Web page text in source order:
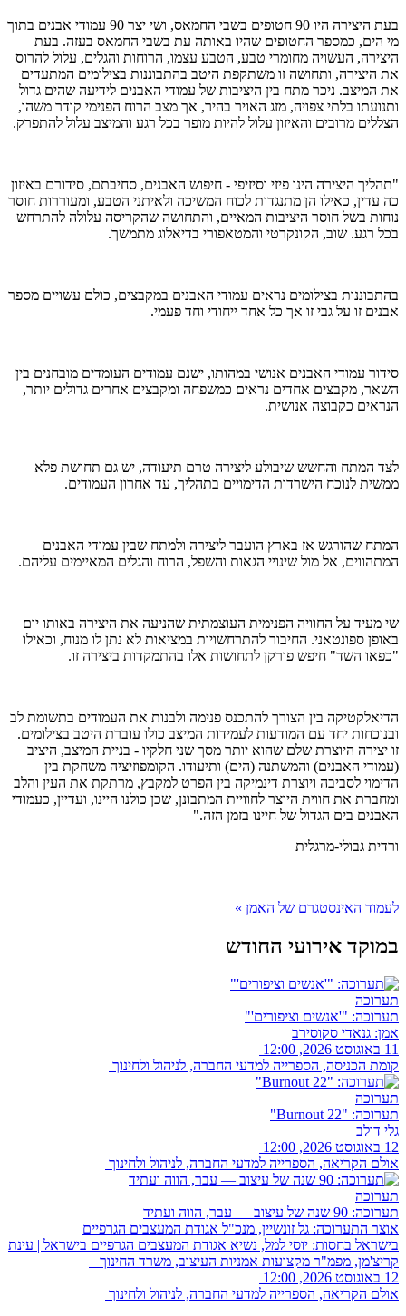
בעת היצירה היו 90 חטופים בשבי החמאס, ושי יצר 90 עמודי אבנים בתוך
מי הים, כמספר החטופים שהיו באותה עת בשבי החמאס בעזה. בעת
היצירה, העשויה מחומרי טבע, הטבע עצמו, הרוחות והגלים, עלול להרוס
את היצירה, ותחושה זו משתקפת היטב בהתבוננות בצילומים המתעדים
את המיצב. ניכר מתח בין היציבות של עמודי האבנים לידיעה שהים גדול
ותנועתו בלתי צפויה, מזג האויר בהיר, אך מצב הרוח הפנימי קודר משהו,
הצללים מרובים והאיזון עלול להיות מופר בכל רגע והמיצב עלול להתפרק.
"תהליך היצירה הינו פיזי וסיזיפי - חיפוש האבנים, סחיבתם, סידורם באיזון
כה עדין, כאילו הן מתנגדות לכוח המשיכה ולאיתני הטבע, ומעוררות חוסר
נוחות בשל חוסר היציבות המאיים, והתחושה שהקריסה עלולה להתרחש
בכל רגע. שוב, הקונקרטי והמטאפורי בדיאלוג מתמשך.
בהתבוננות בצילומים נראים עמודי האבנים במקבצים, כולם עשויים מספר
אבנים זו על גבי זו אך כל אחד ייחודי וחד פעמי.
סידור עמודי האבנים אנושי במהותו, ישנם עמודים העומדים מובחנים בין
השאר, מקבצים אחדים נראים כמשפחה ומקבצים אחרים גדולים יותר,
הנראים כקבוצה אנושית.
לצד המתח והחשש שיבולע ליצירה טרם תיעודה, יש גם תחושת פלא
ממשית לנוכח הישרדות הדימויים בתהליך, עד אחרון העמודים.
המתח שהורגש אז בארץ הועבר ליצירה ולמתח שבין עמודי האבנים
המתהווים, אל מול שינויי הגאות והשפל, הרוח והגלים המאיימים עליהם.
שי מעיד על החוויה הפנימית העוצמתית שהניעה את היצירה באותו יום
באופן ספונטאני. החיבור להתרחשויות במציאות לא נתן לו מנוח, וכאילו
"כפאו השד" חיפש פורקן לתחושות אלו בהתמקדות ביצירה זו.
הדיאלקטיקה בין הצורך להתכנס פנימה ולבנות את העמודים בתשומת לב
ובנוכחות יחד עם המודעות לעמידות המיצב כולו עוברת היטב בצילומים.
זו יצירה היוצרת שלם שהוא יותר מסך שני חלקיו - בניית המיצב, היציב
(עמודי האבנים) והמשתנה (הים) ותיעודו. הקומפוזיציה משחקת בין
הדימוי לסביבה ויוצרת דינמיקה בין הפרט למקבץ, מרתקת את העין והלב
ומחברת את חווית היוצר לחוויית המתבונן, שכן כולנו היינו, ועדיין, כעמודי
האבנים בים הגדול של חיינו בזמן הזה."
ורדית גבולי-מרגלית
לעמוד האינסטגרם של האמן »
במוקד אירועי החודש
תערוכה
תערוכה: "'אנשים וציפורים'"
אמן: גנאדי סקוסירב
11 באוגוסט 2026, 12:00
קומת הכניסה, הספרייה למדעי החברה, לניהול ולחינוך
תערוכה
תערוכה: "Burnout 22"
גלי דולב
12 באוגוסט 2026, 12:00
אולם הקריאה, הספרייה למדעי החברה, לניהול ולחינוך
תערוכה
תערוכה: 90 שנה של עיצוב — עבר, הווה ועתיד
אוצר התערוכה: גל זונשיין, מנכ"ל אגודת המעצבים הגרפיים
בישראל בחסות: יוסי למל, נשיא אגודת המעצבים הגרפיים בישראל | עינת
קריצ'מן, מפמ"ר מקצועות אמניות העיצוב, משרד החינוך
12 באוגוסט 2026, 12:00
אולם הקריאה, הספרייה למדעי החברה, לניהול ולחינוך